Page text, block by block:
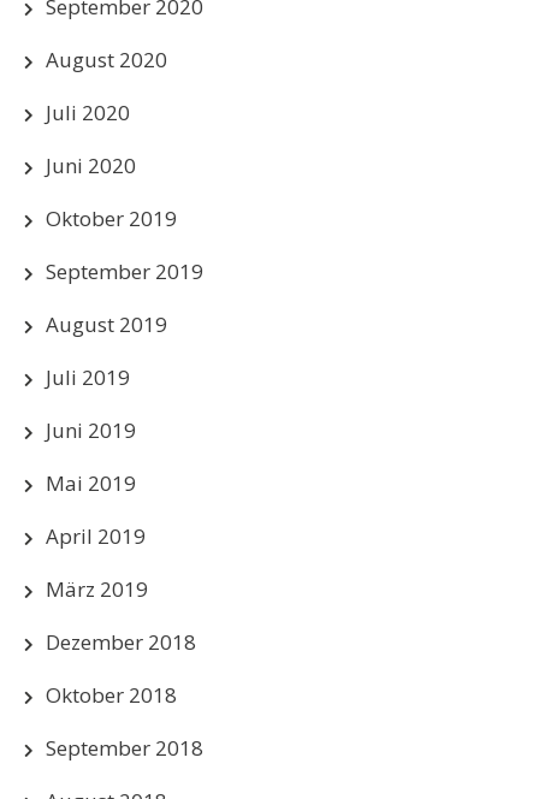
September 2020
August 2020
Juli 2020
Juni 2020
Oktober 2019
September 2019
August 2019
Juli 2019
Juni 2019
Mai 2019
April 2019
März 2019
Dezember 2018
Oktober 2018
September 2018